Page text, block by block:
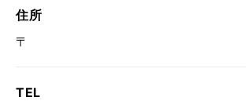
住所
〒
TEL